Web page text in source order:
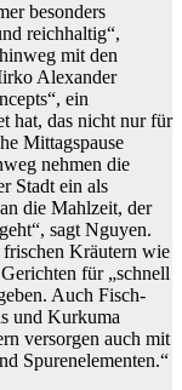
besonders
reichhaltig“,
mit den
Alexander
ein
hat, das nicht nur für
Mittagspause
nehmen die
Stadt ein als
die Mahlzeit, der
sagt Nguyen.
frischen Kräutern wie
für „schnell
Auch Fisch-
und Kurkuma
versorgen auch mit
Spurenelementen.“